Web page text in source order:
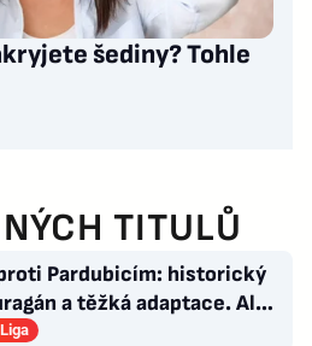
šediny? Tohle
TITULŮ
Pardubicím: historický
a těžká adaptace. Ale i